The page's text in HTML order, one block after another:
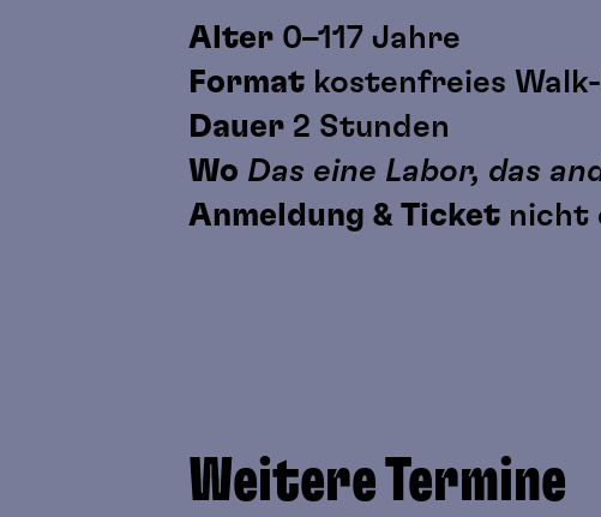
Alter 0–117 Jahre
Format kostenfreies
Dauer 2 Stunden
Wo Das eine Labor, das
Anmeldung & Ticket nicht
Wir empfehlen Kleidung,
Weitere Termine